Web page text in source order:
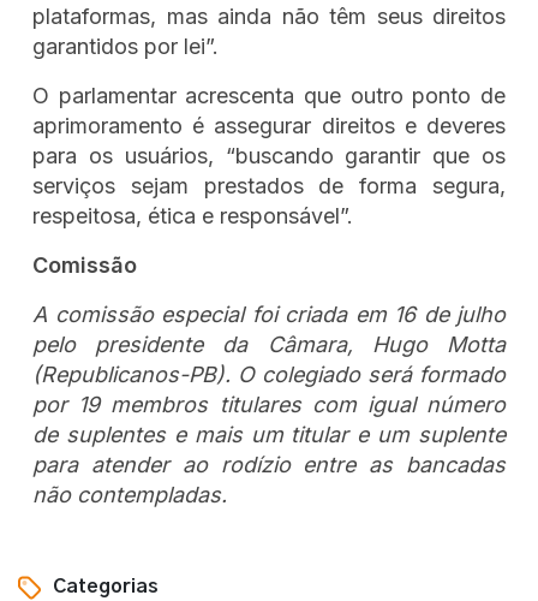
plataformas, mas ainda não têm seus direitos
garantidos por lei”.
O parlamentar acrescenta que outro ponto de
aprimoramento é assegurar direitos e deveres
para os usuários, “buscando garantir que os
serviços sejam prestados de forma segura,
respeitosa, ética e responsável”.
Comissão
A comissão especial foi criada em 16 de julho
pelo presidente da Câmara, Hugo Motta
(Republicanos-PB). O colegiado será formado
por 19 membros titulares com igual número
de suplentes e mais um titular e um suplente
para atender ao rodízio entre as bancadas
não contempladas.
Categorias